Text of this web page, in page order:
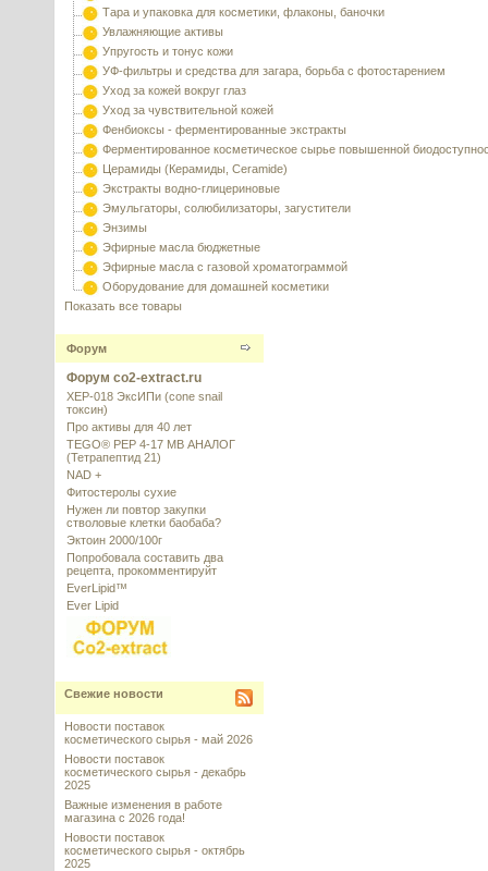
Тара и упаковка для косметики, флаконы, баночки
Увлажняющие активы
Упругость и тонус кожи
УФ-фильтры и средства для загара, борьба с фотостарением
Уход за кожей вокруг глаз
Уход за чувствительной кожей
Фенбиоксы - ферментированные экстракты
Ферментированное косметическое сырье повышенной
Церамиды (Керамиды, Ceramide)
Экстракты водно-глицериновые
Эмульгаторы, солюбилизаторы, загустители
Энзимы
Эфирные масла бюджетные
Эфирные масла с газовой хроматограммой
Оборудование для домашней косметики
Показать все товары
Форум
Форум co2-extract.ru
XEP-018 ЭксИПи (cone snail
токсин)
Про активы для 40 лет
TEGO® PEP 4-17 MB АНАЛОГ
(Тетрапептид 21)
NAD +
Фитостеролы сухие
Нужен ли повтор закупки
стволовые клетки баобаба?
Эктоин 2000/100г
Попробовала составить два
рецепта, прокомментируйт
EverLipid™
Ever Lipid
Свежие новости
Новости поставок
косметического сырья - май 2026
Новости поставок
косметического сырья - декабрь
2025
Важные изменения в работе
магазина с 2026 года!
Новости поставок
косметического сырья - октябрь
2025